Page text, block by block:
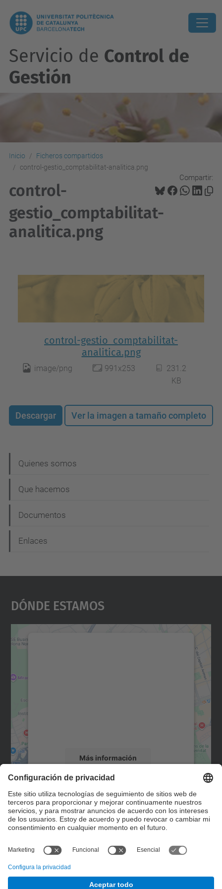
Servicio de Control de
Gestión
Inicio
Ficheros compartidos
control-gestio_comptabilitat-analitica.png
Compartir:
control-
gestio_comptabilitat-
analitica.png
control-gestio_comptabilitat-
analitica.png
image/png 991x253
231.2
KB
Descargar Ver la imagen a tamaño completo
a
v
g
a
ó
n
Quienes somos
Que hacemos
Documentos
Enlaces
Dónde Estamos
Más información
powered byUsercentrics Consent
Management Platform
Contacto
Formulario de contacto